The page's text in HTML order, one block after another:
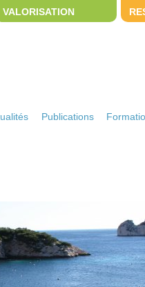
VALORISATION
Publications